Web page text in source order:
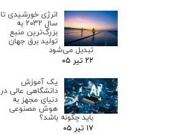
انرژی خورشیدی تا
سال ۲۰۳۲ به
بزرگ‌ترین منبع
تولید برق جهان
تبدیل می‌شود
۲۲ تیر ۰۵
یک آموزش
دانشگاهی عالی در
دنیای مجهز به
هوش مصنوعی
باید چگونه باشد؟
۱۷ تیر ۰۵